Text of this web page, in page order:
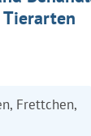
Tierarten
Frettchen,